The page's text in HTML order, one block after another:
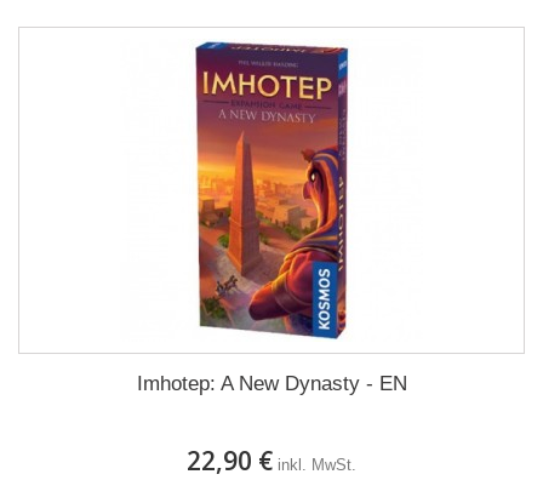
Imhotep: A New Dynasty - EN
22,90 € inkl. MwSt.